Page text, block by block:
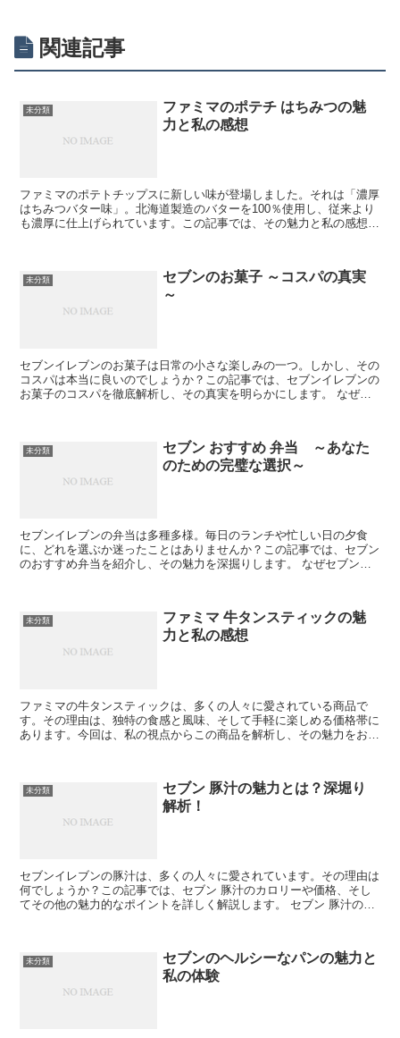
関連記事
未分類
ファミマのポテチ はちみつの魅
力と私の感想
ファミマのポテトチップスに新しい味が登場しました。それは「濃厚
はちみつバター味」。北海道製造のバターを100％使用し、従来より
も濃厚に仕上げられています。この記事では、その魅力と私の感想を
未分類
セブンのお菓子 ～コスパの真実
～
セブンイレブンのお菓子は日常の小さな楽しみの一つ。しかし、その
コスパは本当に良いのでしょうか？この記事では、セブンイレブンの
お菓子のコスパを徹底解析し、その真実を明らかにします。 なぜセ
未分類
セブン おすすめ 弁当 ～あなた
のための完璧な選択～
セブンイレブンの弁当は多種多様。毎日のランチや忙しい日の夕食
に、どれを選ぶか迷ったことはありませんか？この記事では、セブン
のおすすめ弁当を紹介し、その魅力を深掘りします。 なぜセブンの
未分類
ファミマ 牛タンスティックの魅
力と私の感想
ファミマの牛タンスティックは、多くの人々に愛されている商品で
す。その理由は、独特の食感と風味、そして手軽に楽しめる価格帯に
あります。今回は、私の視点からこの商品を解析し、その魅力をお伝
未分類
セブン 豚汁の魅力とは？深堀り
解析！
セブンイレブンの豚汁は、多くの人々に愛されています。その理由は
何でしょうか？この記事では、セブン 豚汁のカロリーや価格、そし
てその他の魅力的なポイントを詳しく解説します。 セブン 豚汁の基
未分類
セブンのヘルシーなパンの魅力と
私の体験